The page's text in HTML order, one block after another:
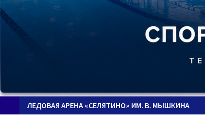
ЛЕДОВАЯ АРЕНА «СЕЛЯТИНО» ИМ. В. МЫШКИНА